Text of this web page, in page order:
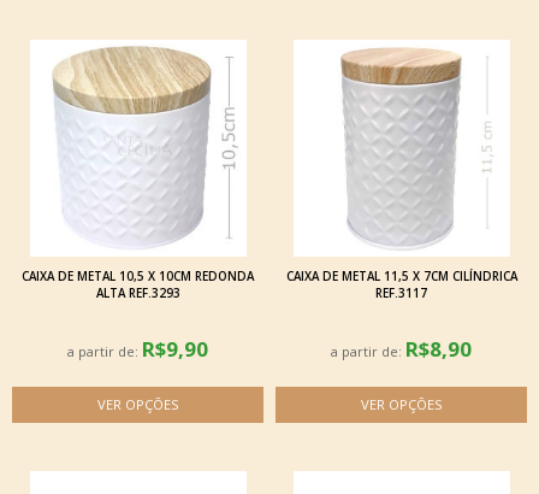
CAIXA DE METAL 10,5 X 10CM REDONDA
ALTA REF.3293
a partir de: R$9,90
CAIXA DE METAL 11,5 X 7CM CILÍNDRICA
REF.3117
a partir de: R$8,90